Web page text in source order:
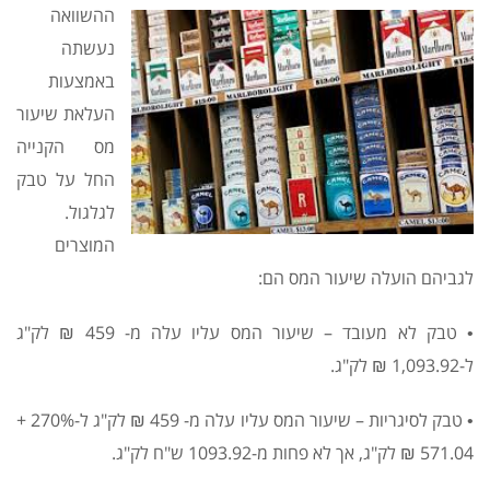
ההשוואה
נעשתה
באמצעות
העלאת שיעור
מס הקנייה
החל על טבק
לגלגול.
המוצרים
לגביהם הועלה שיעור המס הם:
• טבק לא מעובד – שיעור המס עליו עלה מ- 459 ₪ לק"ג
ל-1,093.92 ₪ לק"ג.
• טבק לסיגריות – שיעור המס עליו עלה מ- 459 ₪ לק"ג ל-270% +
571.04 ₪ לק"ג, אך לא פחות מ-1093.92 ש"ח לק"ג.